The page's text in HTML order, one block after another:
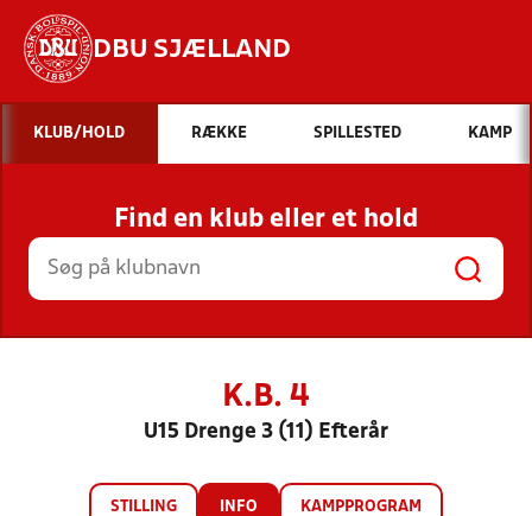
DBU SJÆLLAND
Hvad vil du søge efter?
INDHOLD OG NYHEDER
STILLINGER, RESULTATER, KLUBBER OG
HOLD
KLUB/HOLD RÆKKE SPILLESTED KAMP
Find en klub eller et hold
K.B. 4
U15 Drenge 3 (11) Efterår
STILLING INFO KAMPPROGRAM